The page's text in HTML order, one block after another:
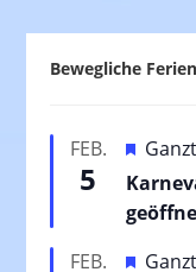
Bewegliche
FEB.
5
H
e
r
o
FEB.
H